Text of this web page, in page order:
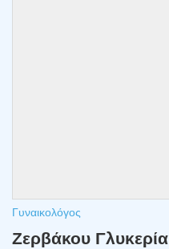
Γυναικολόγος
Ζερβάκου Γλυκερία